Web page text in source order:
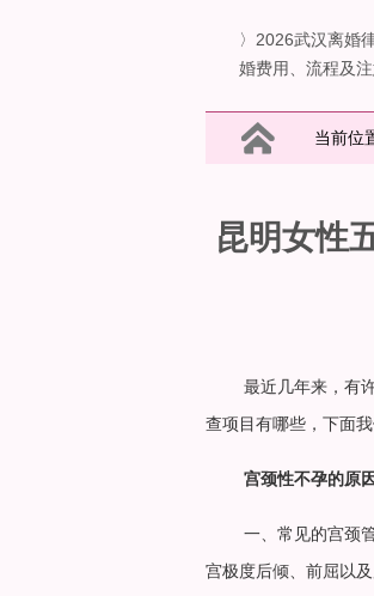
〉2026武汉离婚
婚费用、流程及
当前位
昆明女性
最近几年来，有
查项目有哪些，下面
宫颈性不孕的原因
一、常见的宫颈
宫极度后倾、前屈以